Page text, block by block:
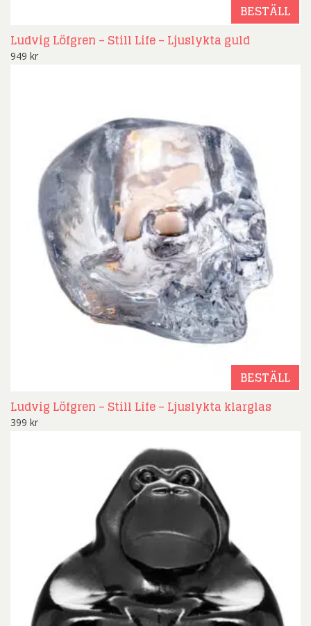
BESTÄLL
Ludvig Löfgren – Still Life – Ljuslykta guld
949 kr
BESTÄLL
Ludvig Löfgren – Still Life – Ljuslykta klarglas
399 kr